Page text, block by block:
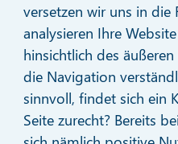
versetzen wir uns in die
analysieren Ihre
hinsichtlich des
die Navigation
sinnvoll, findet sich ein
Seite zurecht? Bereits